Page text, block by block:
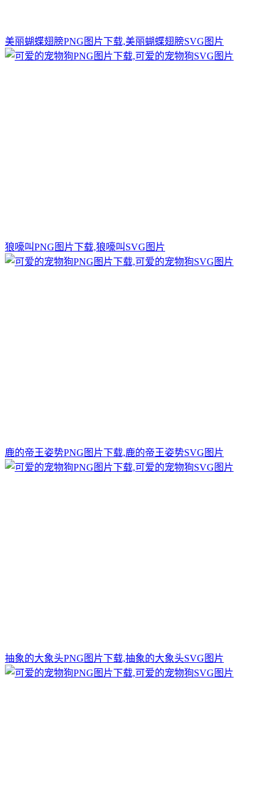
美丽蝴蝶翅膀PNG图片下载,美丽蝴蝶翅膀SVG图片
狼嚎叫PNG图片下载,狼嚎叫SVG图片
鹿的帝王姿势PNG图片下载,鹿的帝王姿势SVG图片
抽象的大象头PNG图片下载,抽象的大象头SVG图片